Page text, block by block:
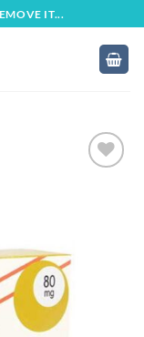
IT...